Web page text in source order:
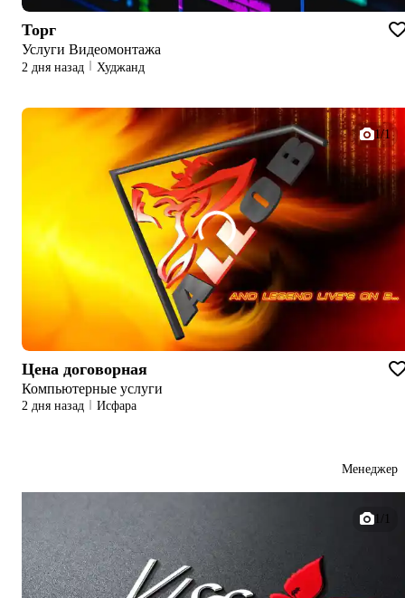
Торг
Услуги Видеомонтажа
2 дня назад Худжанд
1/1
Цена договорная
Компьютерные услуги
2 дня назад Исфара
Менеджер
1/1